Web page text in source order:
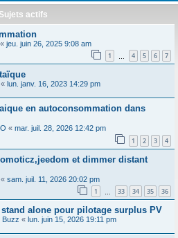
Sujets actifs
« jeu. juin 26, 2025 9:08 am
1 4 5 6 7
« lun. janv. 16, 2023 14:29 pm
en autoconsommation dans
« mar. juil. 28, 2026 12:42 pm
1 2 3 4
et dimmer distant
« sam. juil. 11, 2026 20:02 pm
1 33 34 35 36
alone pour pilotage surplus PV
Buzz « lun. juin 15, 2026 19:11 pm